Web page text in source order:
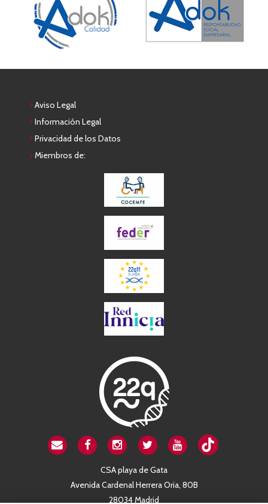
Aviso Legal
Información Legal
Privacidad de los Datos
Miembros de:
CSA playa de Gata
Avenida Cardenal Herrera Oria, 80B
28034 Madrid